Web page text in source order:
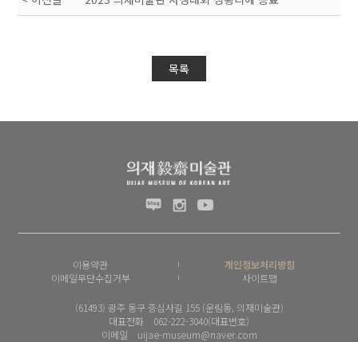
목록
이용약관
개인정보처리방침
이메일무단수집거부
사이트맵
(61493) 광주 동구 증심사길 155 (운림동, 의재미술관)
대표전화 062-222-3040(대표번호)
이메일 uijae-museum@naver.com